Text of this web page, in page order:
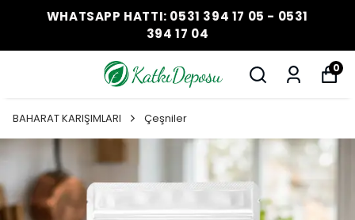
WHATSAPP HATTI: 0531 394 17 05 - 0531
394 17 04
0
BAHARAT KARIŞIMLARI Çeşniler